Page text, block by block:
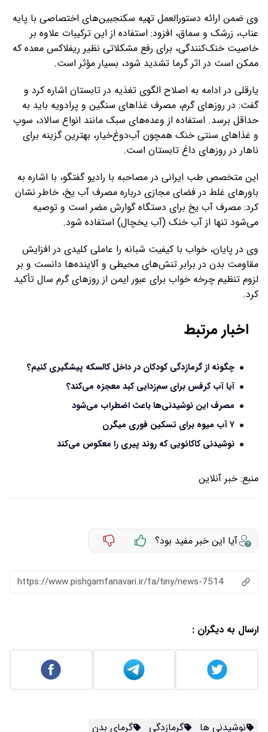
وی ضمن ارائه دستورالعمل تهیه سکنجبین‌های اختصاصی با پایه
عناب، زرشک و سماق، افزود: استفاده از این ترکیبات علاوه بر
خاصیت خنک‌کنندگی، برای رفع مشکلاتی نظیر ریفلاکس معده که
ممکن است در اثر گرما تشدید شود، بسیار مؤثر است.
یارقلی در ادامه به اصلاح الگوی تغذیه در تابستان اشاره کرد و
گفت: در روزهای گرم، مصرف غذاهای سنگین و پرادویه باید به
حداقل برسد. استفاده از وعده‌های سبک مانند انواع سالاد، سوپ
و غذاهای سنتی خنک همچون آب‌دوغ‌خیار، بهترین گزینه برای
ناهار در روزهای داغ تابستان است.
این متخصص طب ایرانی در مصاحبه با رادیو گفتگو، با اشاره به
باورهای غلط در فضای مجازی درباره مصرف آب یخ، خاطر نشان
کرد: مصرف آب یخ برای دستگاه گوارش مضر است و توصیه
می‌شود تنها از آب خنک (آب یخچال) استفاده شود.
وی در پایان، خواب با کیفیت شبانه را عاملی کلیدی در افزایش
مقاومت بدن در برابر تنش‌های محیطی و آلاینده‌ها دانست و بر
لزوم تنظیم چرخه خواب برای عبور ایمن از روزهای گرم سال تأکید
کرد.
اخبار مرتبط
چگونه از گرمازدگی کودکان در داخل کالسکه پیشگیری کنیم؟
آیا آب کرفس برای سم‌زدایی کبد معجزه می‌کند؟
مصرف این نوشیدنی‌ها باعث اضطراب می‌شود
۷ آب میوه‌ برای تسکین فوری میگرن
نوشیدنی کاکائویی که روند پیری را معکوس می‌کند
منبع: خبر آنلاین
آیا این خبر مفید بود؟
https://www.pishgamfanavari.ir/fa/tiny/news-7514
ارسال به دیگران :
نوشیدنی ها گرمازدگی گرمای بدن